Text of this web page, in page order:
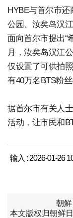
HYBE与首尔市
公园、汝矣岛汉
面向首尔市提出“
月，汝矣岛汉江
仅设置了可供拍
有40万名BTS粉丝
据首尔市有关人
活动，让市民和
输入 : 2026-01-26
朝
本文版权归朝鲜